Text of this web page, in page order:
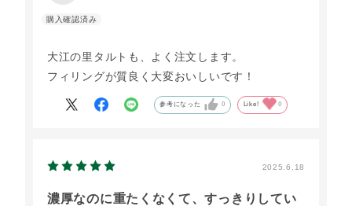
大江の里タルトも、よく注文します。
フィリングが質良く大変おいしいです！
参考になった 0 Like! 0
2025.6.18
濃厚なのに重たくなくて、すっきりしてい